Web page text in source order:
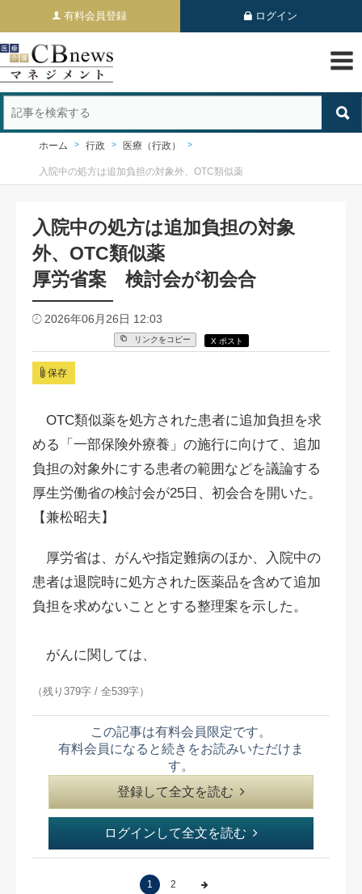
有料会員登録 ログイン
ホーム 行政 医療（行政）
入院中の処方は追加負担の対象外、OTC類似薬
入院中の処方は追加負担の対象
外、OTC類似薬
厚労省案 検討会が初会合
2026年06月26日 12:03
リンクをコピー X ポスト
保存
OTC類似薬を処方された患者に追加負担を求
める「一部保険外療養」の施行に向けて、追加
負担の対象外にする患者の範囲などを議論する
厚生労働省の検討会が25日、初会合を開いた。
【兼松昭夫】
厚労省は、がんや指定難病のほか、入院中の
患者は退院時に処方された医薬品を含めて追加
負担を求めないこととする整理案を示した。
がんに関しては、
（残り379字 / 全539字）
この記事は有料会員限定です。
有料会員になると続きをお読みいただけま
す。
登録して全文を読む
ログインして全文を読む
1 2